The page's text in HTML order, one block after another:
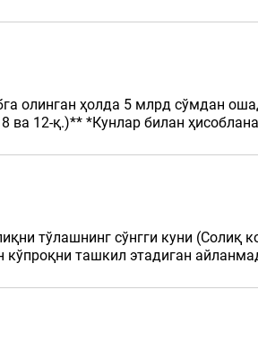
олинган ҳолда 5 млрд сўмдан
ва 12-қ.)** *Кунлар билан
тўлашнинг сўнгги куни (Солиқ
ташкил этадиган